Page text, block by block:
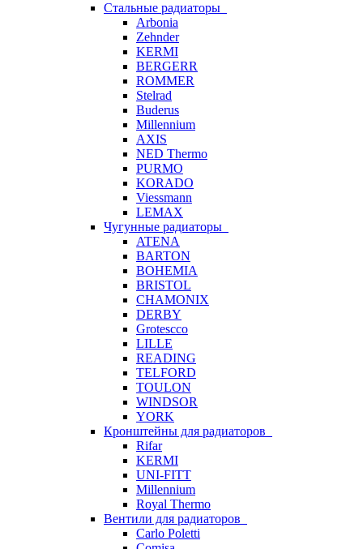
Стальные радиаторы
Arbonia
Zehnder
KERMI
BERGERR
ROMMER
Stelrad
Buderus
Millennium
AXIS
NED Thermo
PURMO
KORADO
Viessmann
LEMAX
Чугунные радиаторы
ATENA
BARTON
BOHEMIA
BRISTOL
CHAMONIX
DERBY
Grotescco
LILLE
READING
TELFORD
TOULON
WINDSOR
YORK
Кронштейны для радиаторов
Rifar
KERMI
UNI-FITT
Millennium
Royal Thermo
Вентили для радиаторов
Carlo Poletti